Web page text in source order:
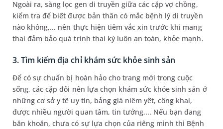
Ngoài ra, sàng lọc gen di truyền giữa các cặp vợ chồng,
kiểm tra để biết được bản thân có mắc bệnh lý di truyền
nào không,... nên thực hiện tiêm vắc xin trước khi mang
thai đảm bảo quá trình thai kỳ luôn an toàn, khỏe mạnh.
3. Tìm kiếm địa chỉ khám sức khỏe sinh sản
Để có sự chuẩn bị hoàn hảo cho trang mới trong cuộc
sống, các cặp đôi nên lựa chọn khám sức khỏe sinh sản ở
những cơ sở y tế uy tín, bảng giá niêm yết, công khai,
được nhiều người quan tâm, tin tưởng,... Nếu bạn đang
băn khoăn, chưa có sự lựa chọn của riêng mình thì Bệnh